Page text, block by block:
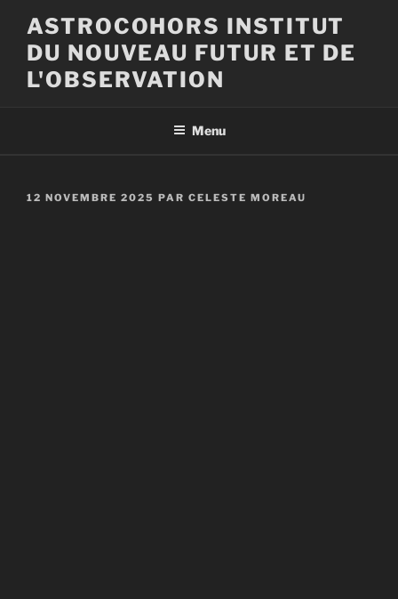
contenu
principal
ASTROCOHORS INSTITUT
DU NOUVEAU FUTUR ET DE
L'OBSERVATION
Menu
PUBLIÉ
12 NOVEMBRE 2025 PAR CELESTE MOREAU